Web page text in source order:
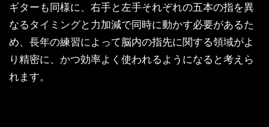
ギターも同様に、右手と左手それぞれの五本の指を異
なるタイミングと力加減で同時に動かす必要があるた
め、長年の練習によって脳内の指先に関する領域がよ
り精密に、かつ効率よく使われるようになると考えら
れます。